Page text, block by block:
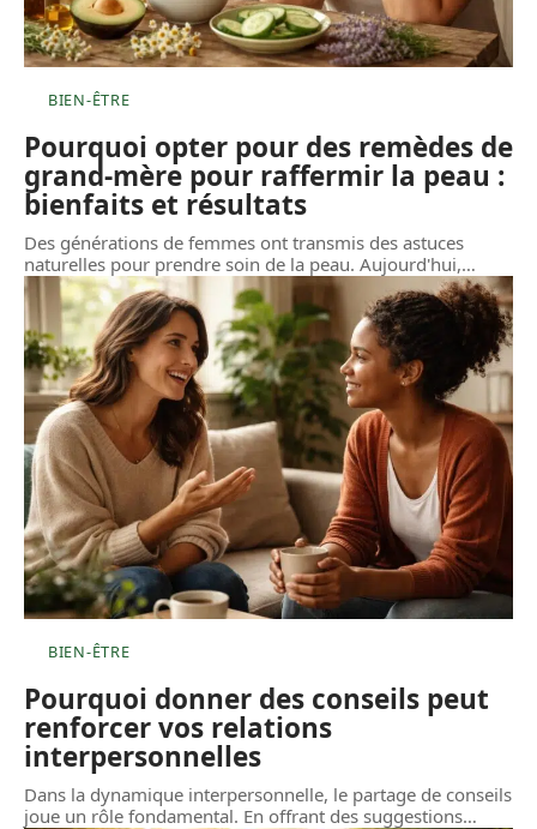
BIEN-ÊTRE
Pourquoi opter pour des remèdes de
grand-mère pour raffermir la peau :
bienfaits et résultats
Des générations de femmes ont transmis des astuces
naturelles pour prendre soin de la peau. Aujourd'hui,…
BIEN-ÊTRE
Pourquoi donner des conseils peut
renforcer vos relations
interpersonnelles
Dans la dynamique interpersonnelle, le partage de conseils
joue un rôle fondamental. En offrant des suggestions…